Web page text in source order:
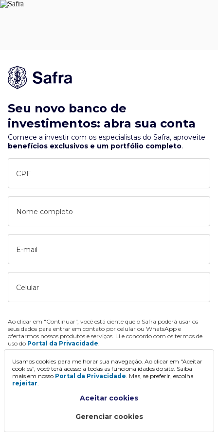
Seu novo banco de
investimentos: abra sua conta
Comece a investir com os especialistas do Safra, aproveite
benefícios exclusivos e um portfólio completo.
CPF
Nome completo
E-mail
Celular
Ao clicar em "Continuar", você está ciente que o Safra poderá usar os
seus dados para entrar em contato por celular ou WhatsApp e
ofertarmos nossos produtos e serviços. Li e concordo com os termos de
uso do Portal da Privacidade.
Continuar
Usamos cookies para melhorar sua navegação. Ao clicar em "Aceitar
cookies", você terá acesso a todas as funcionalidades do site. Saiba
mais em nosso Portal da Privacidade. Mas, se preferir, escolha
rejeitar.
Aceitar cookies
Gerenciar cookies